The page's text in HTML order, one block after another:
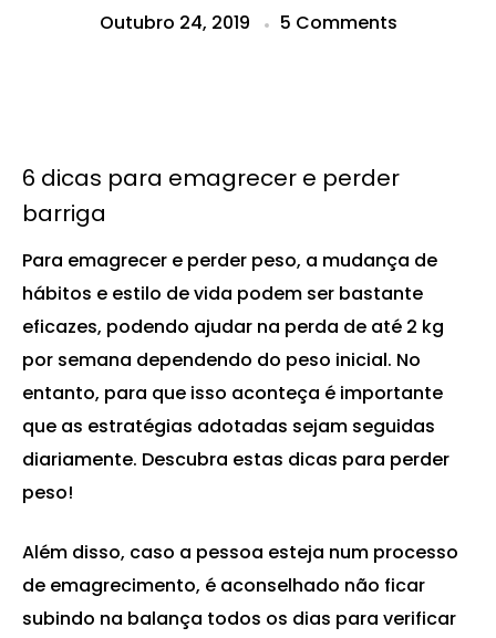
Outubro 24, 2019 5 Comments
6 dicas para emagrecer e perder
barriga
Para emagrecer e perder peso, a mudança de
hábitos e estilo de vida podem ser bastante
eficazes, podendo ajudar na perda de até 2 kg
por semana dependendo do peso inicial. No
entanto, para que isso aconteça é importante
que as estratégias adotadas sejam seguidas
diariamente. Descubra estas dicas para perder
peso!
Além disso, caso a pessoa esteja num processo
de emagrecimento, é aconselhado não ficar
subindo na balança todos os dias para verificar